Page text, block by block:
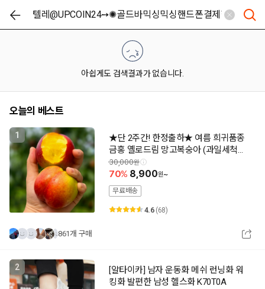
아쉽게도 검색결과가 없습니다.
오늘의 베스트
1
★단 2주간! 한정출하★ 여름 희귀품종
금홍 옐로드림 망고복숭아 (과일세척제
증정)
30,000
70 8,900
~
무료배송
4.6 (68)
861개 구매
2
[알타이카] 남자 운동화 메쉬 런닝화 워
킹화 발편한 남성 헬스화 K70T0A